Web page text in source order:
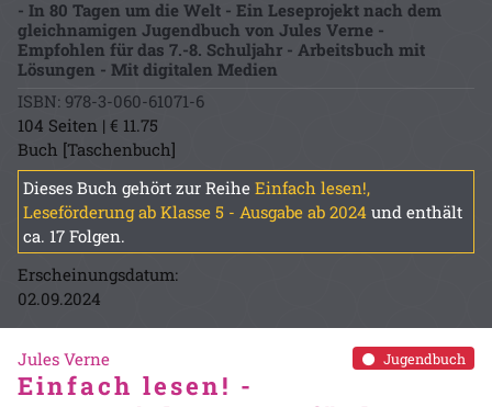
- In 80 Tagen um die Welt - Ein Leseprojekt nach dem
gleichnamigen Jugendbuch von Jules Verne -
Empfohlen für das 7.-8. Schuljahr - Arbeitsbuch mit
Lösungen - Mit digitalen Medien
ISBN: 978-3-060-61071-6
104 Seiten | € 11.75
Buch [Taschenbuch]
Dieses Buch gehört zur Reihe Einfach lesen!,
Leseförderung ab Klasse 5 - Ausgabe ab 2024 und enthält
ca. 17 Folgen.
Erscheinungsdatum:
02.09.2024
Jugendbuch
Jules Verne
Einfach lesen! -